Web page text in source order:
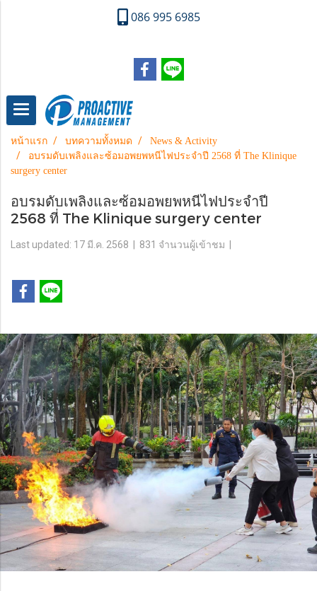
086 995 6985
หน้าแรก บทความทั้งหมด
News & Activity
อบรมดับเพลิงและซ้อมอพยพหนีไฟประจำปี 2568 ที่ The Klinique
surgery center
อบรมดับเพลิงและซ้อมอพยพหนีไฟประจำปี
2568 ที่ The Klinique surgery center
Last updated: 17 มี.ค. 2568 831 จำนวนผู้เข้าชม